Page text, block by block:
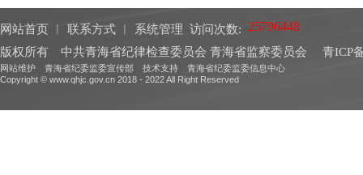
网站首页 联系方式 系统管理 访问次数:
版权所有 中共青海省纪律检查委员会 青海省监察委员会
青ICP
网站维护 青海省纪委监委宣传部 技术支持 青海省纪委监委信息中心
Copyright © www.qhjc.gov.cn 2018 - 2022 All Right Reserved